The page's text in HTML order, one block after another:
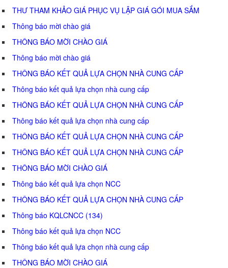
THƯ THAM KHẢO GIÁ PHỤC VỤ LẬP GIÁ GÓI MUA SẮM
Thông báo mời chào giá
THÔNG BÁO MỜI CHÀO GIÁ
Thông báo mời chào giá
THÔNG BÁO KẾT QUẢ LỰA CHỌN NHÀ CUNG CẤP
Thông báo kết quả lựa chọn nhà cung cấp
THÔNG BÁO KẾT QUẢ LỰA CHỌN NHÀ CUNG CẤP
Thông báo kết quả lựa chọn nhà cung cấp
THÔNG BÁO KẾT QUẢ LỰA CHỌN NHÀ CUNG CẤP
THÔNG BÁO KẾT QUẢ LỰA CHỌN NHÀ CUNG CẤP
THÔNG BÁO MỜI CHÀO GIÁ
Thông báo kết quả lựa chọn NCC
THÔNG BÁO KẾT QUẢ LỰA CHỌN NHÀ CUNG CẤP
Thông báo KQLCNCC (134)
Thông báo kết quả lựa chọn NCC
Thông báo kết quả lựa chọn nhà cung cấp
THÔNG BÁO MỜI CHÀO GIÁ